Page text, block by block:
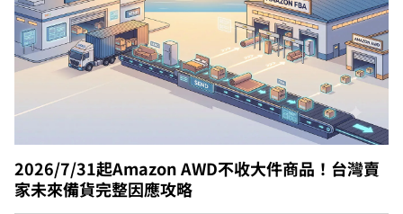
2026/7/31起Amazon AWD不收大件商品！台灣賣
家未來備貨完整因應攻略